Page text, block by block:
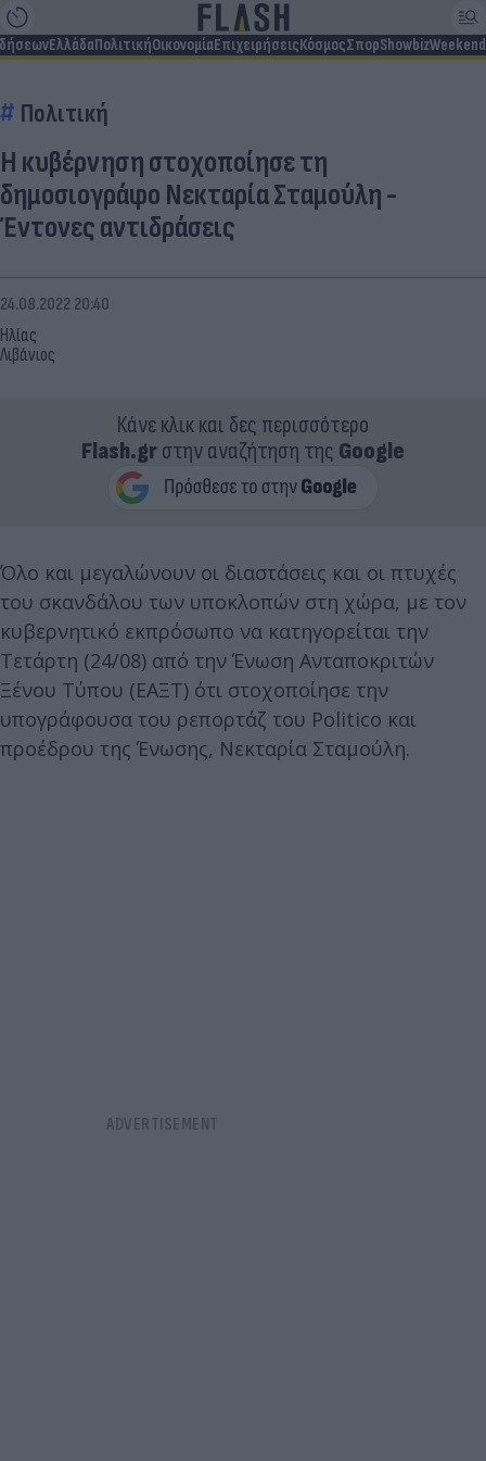
ΕλλάδαΠολιτικήΟικονομίαΕπιχειρήσειςΚόσμοςΣπορShowbizWeekend
Πολιτική
Η κυβέρνηση στοχοποίησε τη
δημοσιογράφο Νεκταρία Σταμούλη -
Έντονες αντιδράσεις
Ηλίας
Λιβάνιος
24.08.2022 20:40
Κάνε κλικ και δες περισσότερο
Flash.grστην αναζήτηση της Google
Όλο και μεγαλώνουν οι διαστάσεις και οι πτυχές
του σκανδάλου των υποκλοπών στη χώρα, με τον
κυβερνητικό εκπρόσωπο να κατηγορείται την
Τετάρτη (24/08) από την Ένωση Ανταποκριτών
Ξένου Τύπου (ΕΑΞΤ) ότι στοχοποίησε την
υπογράφουσα του ρεπορτάζ του Politico και
προέδρου της Ένωσης, Νεκταρία Σταμούλη.